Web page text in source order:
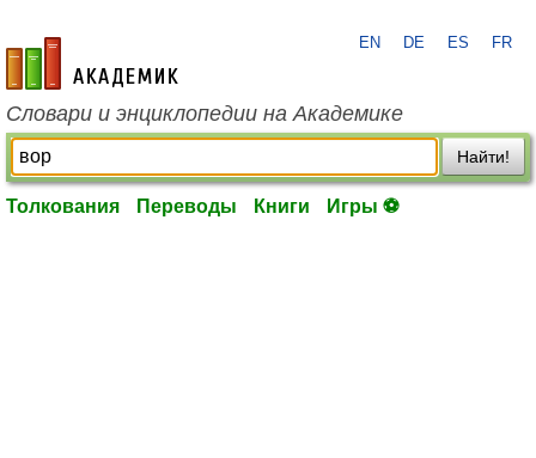
academic.ru
EN DE ES FR
Словари и энциклопедии на Академике
Найти!
Толкования Переводы Книги Игры ⚽